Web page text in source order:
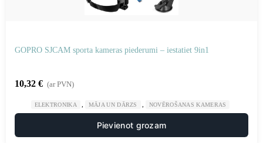
GOPRO SJCAM sporta kameras piederumi – iestatiet 9in1
10,32 € (ar PVN)
ELEKTRONIKA MĀJA UN DĀRZS NOVĒROŠANAS KAMERAS
Pievienot grozam